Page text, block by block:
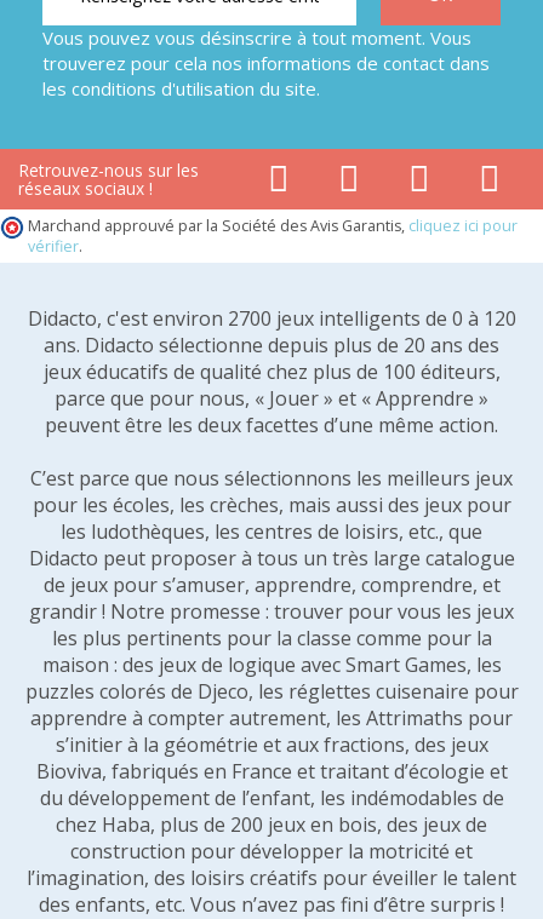
Vous pouvez vous désinscrire à tout moment. Vous
trouverez pour cela nos informations de contact dans
les conditions d'utilisation du site.
Retrouvez-nous sur les
réseaux sociaux !
Marchand approuvé par la Société des Avis Garantis, cliquez ici pour
vérifier.
Didacto, c'est environ 2700 jeux intelligents de 0 à 120
ans. Didacto sélectionne depuis plus de 20 ans des
jeux éducatifs de qualité chez plus de 100 éditeurs,
parce que pour nous, « Jouer » et « Apprendre »
peuvent être les deux facettes d’une même action.
C’est parce que nous sélectionnons les meilleurs jeux
pour les écoles, les crèches, mais aussi des jeux pour
les ludothèques, les centres de loisirs, etc., que
Didacto peut proposer à tous un très large catalogue
de jeux pour s’amuser, apprendre, comprendre, et
grandir ! Notre promesse : trouver pour vous les jeux
les plus pertinents pour la classe comme pour la
maison : des jeux de logique avec Smart Games, les
puzzles colorés de Djeco, les réglettes cuisenaire pour
apprendre à compter autrement, les Attrimaths pour
s’initier à la géométrie et aux fractions, des jeux
Bioviva, fabriqués en France et traitant d’écologie et
du développement de l’enfant, les indémodables de
chez Haba, plus de 200 jeux en bois, des jeux de
construction pour développer la motricité et
l’imagination, des loisirs créatifs pour éveiller le talent
des enfants, etc. Vous n’avez pas fini d’être surpris !